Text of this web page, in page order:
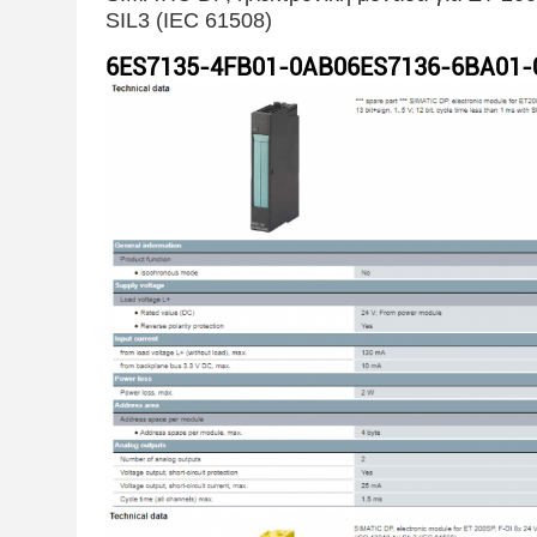
SIL3 (IEC 61508)
6ES7135-4FB01-0AB06ES7136-6BA01-